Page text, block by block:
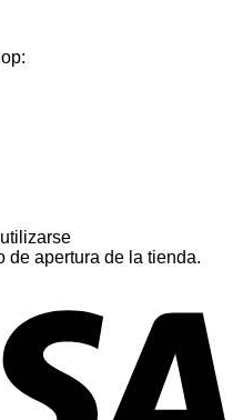
de apertura de la tienda.